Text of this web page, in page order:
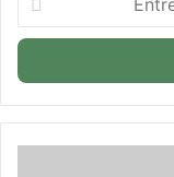
votre
adresse